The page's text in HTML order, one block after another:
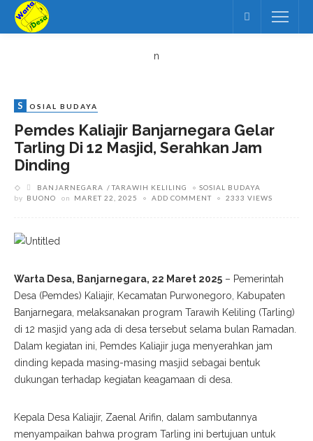
n
S OSIAL BUDAYA
Pemdes Kaliajir Banjarnegara Gelar
Tarling Di 12 Masjid, Serahkan Jam
Dinding
BANJARNEGARA TARAWIH KELILING
SOSIAL BUDAYA
by BUONO on MARET 22, 2025 ADD COMMENT 2333 VIEWS
Warta Desa, Banjarnegara, 22 Maret 2025 – Pemerintah
Desa (Pemdes) Kaliajir, Kecamatan Purwonegoro, Kabupaten
Banjarnegara, melaksanakan program Tarawih Keliling (Tarling)
di 12 masjid yang ada di desa tersebut selama bulan Ramadan.
Dalam kegiatan ini, Pemdes Kaliajir juga menyerahkan jam
dinding kepada masing-masing masjid sebagai bentuk
dukungan terhadap kegiatan keagamaan di desa.
Kepala Desa Kaliajir, Zaenal Arifin, dalam sambutannya
menyampaikan bahwa program Tarling ini bertujuan untuk